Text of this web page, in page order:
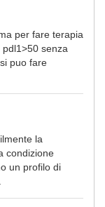
per fare terapia
senza
puo fare
la
condizione
un profilo di